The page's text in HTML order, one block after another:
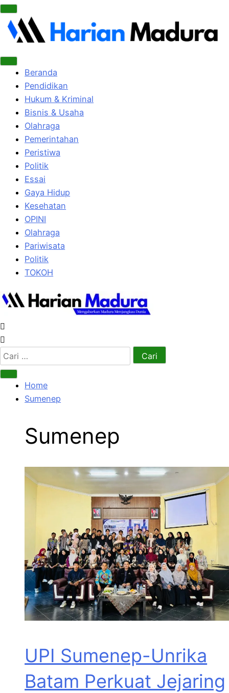
Beranda
Pendidikan
Hukum & Kriminal
Bisnis & Usaha
Olahraga
Pemerintahan
Peristiwa
Politik
Essai
Gaya Hidup
Kesehatan
OPINI
Olahraga
Pariwisata
Politik
TOKOH
Cari
untuk:
Home
Sumenep
Sumenep
UPI Sumenep-Unrika
Batam Perkuat Jejaring